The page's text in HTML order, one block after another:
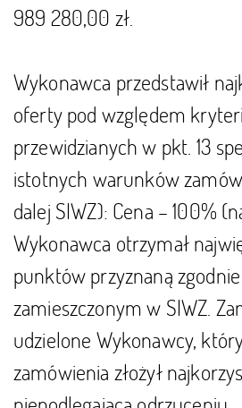
989 280,00 zł.
Wykonawca przedstawił
oferty pod względem
przewidzianych w pkt. 13
istotnych warunków
dalej SIWZ): Cena – 100%
Wykonawca otrzymał
punktów przyznaną
zamieszczonym w SIWZ.
udzielone Wykonawcy,
zamówienia złożył